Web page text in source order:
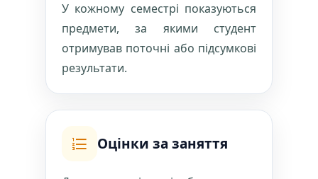
У кожному семестрі показуються
предмети, за якими студент
отримував поточні або підсумкові
результати.
Оцінки за заняття